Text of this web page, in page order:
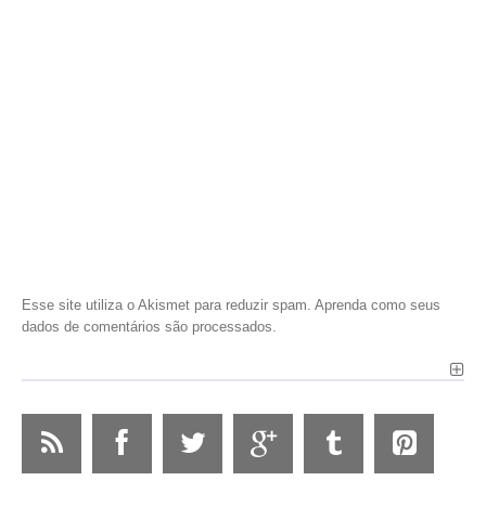
Esse site utiliza o Akismet para reduzir spam. Aprenda como seus
dados de comentários são processados.